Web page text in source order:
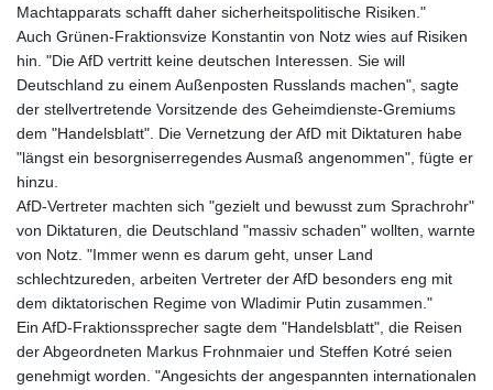
Machtapparats schafft daher sicherheitspolitische Risiken."
Auch Grünen-Fraktionsvize Konstantin von Notz wies auf Risiken
hin. "Die AfD vertritt keine deutschen Interessen. Sie will
Deutschland zu einem Außenposten Russlands machen", sagte
der stellvertretende Vorsitzende des Geheimdienste-Gremiums
dem "Handelsblatt". Die Vernetzung der AfD mit Diktaturen habe
"längst ein besorgniserregendes Ausmaß angenommen", fügte er
hinzu.
AfD-Vertreter machten sich "gezielt und bewusst zum Sprachrohr"
von Diktaturen, die Deutschland "massiv schaden" wollten, warnte
von Notz. "Immer wenn es darum geht, unser Land
schlechtzureden, arbeiten Vertreter der AfD besonders eng mit
dem diktatorischen Regime von Wladimir Putin zusammen."
Ein AfD-Fraktionssprecher sagte dem "Handelsblatt", die Reisen
der Abgeordneten Markus Frohnmaier und Steffen Kotré seien
genehmigt worden. "Angesichts der angespannten internationalen